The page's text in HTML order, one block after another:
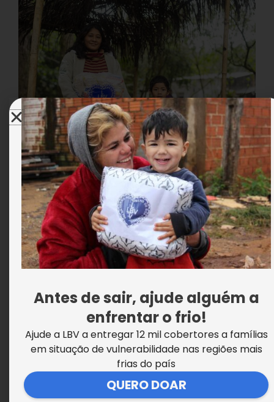
Apoio aos povos originários
Antes de sair, ajude alguém a
enfrentar o frio!
Ajude a LBV a entregar 12 mil cobertores a famílias
em situação de vulnerabilidade nas regiões mais
frias do país
QUERO DOAR